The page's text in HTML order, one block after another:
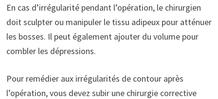
En cas d’irrégularité pendant l’opération, le chirurgien
doit sculpter ou manipuler le tissu adipeux pour atténuer
les bosses. Il peut également ajouter du volume pour
combler les dépressions.
Pour remédier aux irrégularités de contour après
l’opération, vous devez subir une chirurgie corrective